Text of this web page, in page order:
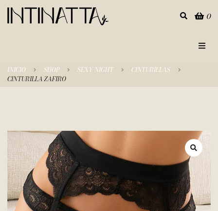
Inicio
Empresa
Contacto
0
INICIO SHOP SEXY NIGHT
CINTURILLAS
CINTURILLA ZAFIRO